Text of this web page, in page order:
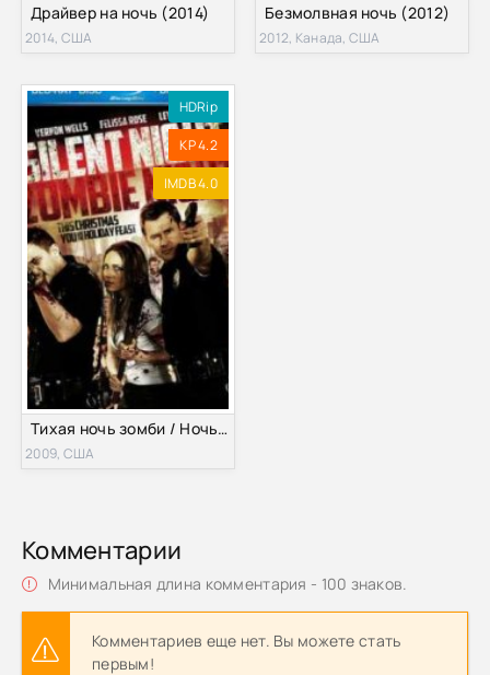
Драйвер на ночь (2014)
2014, США
Безмолвная ночь (2012)
2012, Канада, США
HDRip
KP 4.2
IMDB 4.0
Тихая ночь зомби / Ночь тишины, ночь зомби (2009)
2009, США
Комментарии
Минимальная длина комментария - 100 знаков.
Комментариев еще нет. Вы можете стать
первым!